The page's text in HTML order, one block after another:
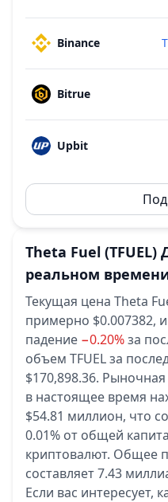
Binance
Bitrue
Upbit
Theta Fuel (TFUEL)
реальном
Текущая цена Theta
примерно $0.007382,
падение −0.20%за
объем TFUEL за
$170,898.36. Рыночная
в настоящее время
$54.81 миллион, что
0.01% от общей
криптовалют. Общее
составляет 7.43
Если вас интересует,